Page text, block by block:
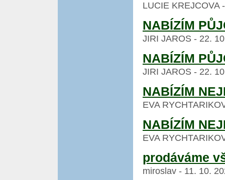
LUCIE KREJCOVA
NABÍZÍM
JIRI JAROS - 22.
NABÍZÍM
JIRI JAROS - 22.
NABÍZÍM
EVA
NABÍZÍM
EVA
prodáváme
miroslav - 11. 10.